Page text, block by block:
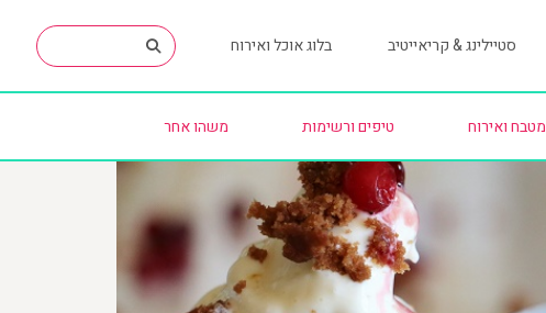
סטיילינג & קריאייטיב בלוג אוכל ואירוח
מטבח ואירוח טיפים ורשימות משהו אחר